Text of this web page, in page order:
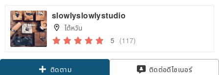
slowlyslowlystudio
ไต้หวัน
5 (117)
ติดตาม ติดต่อดีไซเนอร์